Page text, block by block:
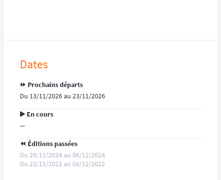
Dates
⏩️ Prochains départs
Du 13/11/2026 au 23/11/2026
▶️ En cours
—
⏪️ Éditions passées
Du 26/11/2024 au 06/12/2024
Du 22/11/2022 au 04/12/2022